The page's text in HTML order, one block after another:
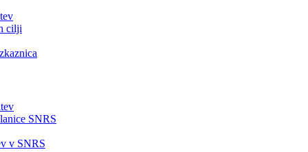
cilji
SNRS
v SNRS